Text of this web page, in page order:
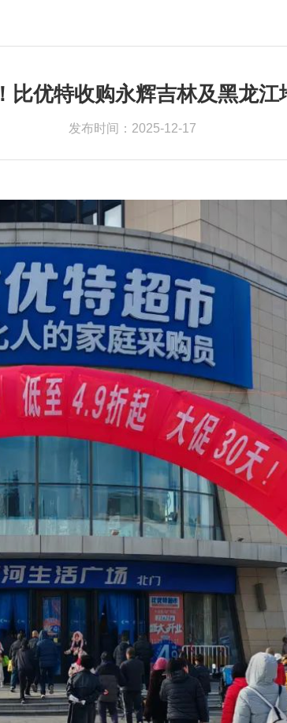
比优特收购永辉吉林及黑龙江
发布时间：2025-12-17